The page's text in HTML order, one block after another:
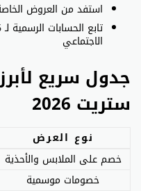
استفد من العروض
الاجتماعي
ستريت 2026
نوع العرض
خصم على الملابس والأحذية
خصومات موسمية